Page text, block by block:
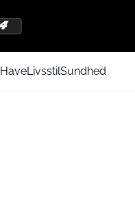
HaveLivsstilSundhed